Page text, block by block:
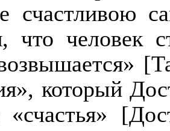
счастливою
что человек
который
«счастья»